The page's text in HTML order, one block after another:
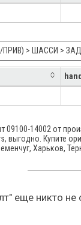
> ШАССИ >
09100-14002 от
выгодно. Купите
Харьков,
еще никто не